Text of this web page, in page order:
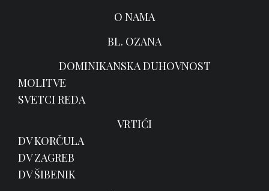
O NAMA
BL. OZANA
DOMINIKANSKA DUHOVNOST
MOLITVE
SVETCI REDA
VRTIĆI
DV KORČULA
DV ZAGREB
DV ŠIBENIK